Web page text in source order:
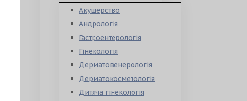
Акушерство
Андрологія
Гастроентерологія
Гінекологія
Дерматовенерологія
Дерматокосметологія
Дитяча гінекологія